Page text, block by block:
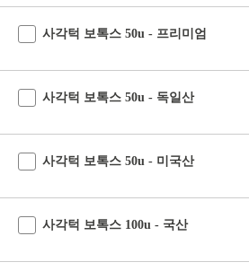
사각턱 보톡스 50u - 프리미엄
사각턱 보톡스 50u - 독일산
사각턱 보톡스 50u - 미국산
사각턱 보톡스 100u - 국산